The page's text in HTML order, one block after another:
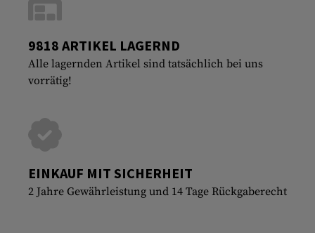
9818 ARTIKEL LAGERND
Alle lagernden Artikel sind tatsächlich bei uns
vorrätig!
EINKAUF MIT SICHERHEIT
2 Jahre Gewährleistung und 14 Tage Rückgaberecht